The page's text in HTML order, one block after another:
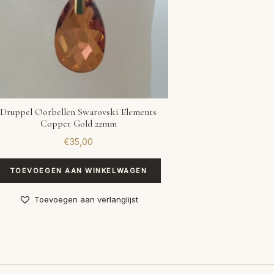
Druppel Oorbellen Swarovski Elements
Copper Gold 22mm
€35,00
TOEVOEGEN AAN WINKELWAGEN
Toevoegen aan verlanglijst